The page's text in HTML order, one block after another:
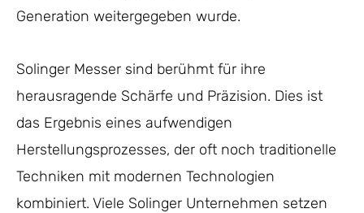
Generation weitergegeben wurde.
Solinger Messer sind berühmt für ihre
herausragende Schärfe und Präzision. Dies ist
das Ergebnis eines aufwendigen
Herstellungsprozesses, der oft noch traditionelle
Techniken mit modernen Technologien
kombiniert. Viele Solinger Unternehmen setzen